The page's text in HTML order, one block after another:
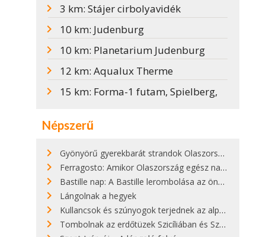
3 km: Stájer cirbolyavidék
10 km: Judenburg
10 km: Planetarium Judenburg
12 km: Aqualux Therme
15 km: Forma-1 futam, Spielberg,
Népszerű
Gyönyörű gyerekbarát strandok Olaszországban - megmutatjuk a 15 legjobbat
Ferragosto: Amikor Olaszország egész nap nyaral
Bastille nap: A Bastille lerombolása az önkényuralom végét jelentette
Lángolnak a hegyek
Kullancsok és szúnyogok terjednek az alpesi legelőkön
Tombolnak az erdőtüzek Szicíliában és Szardínián